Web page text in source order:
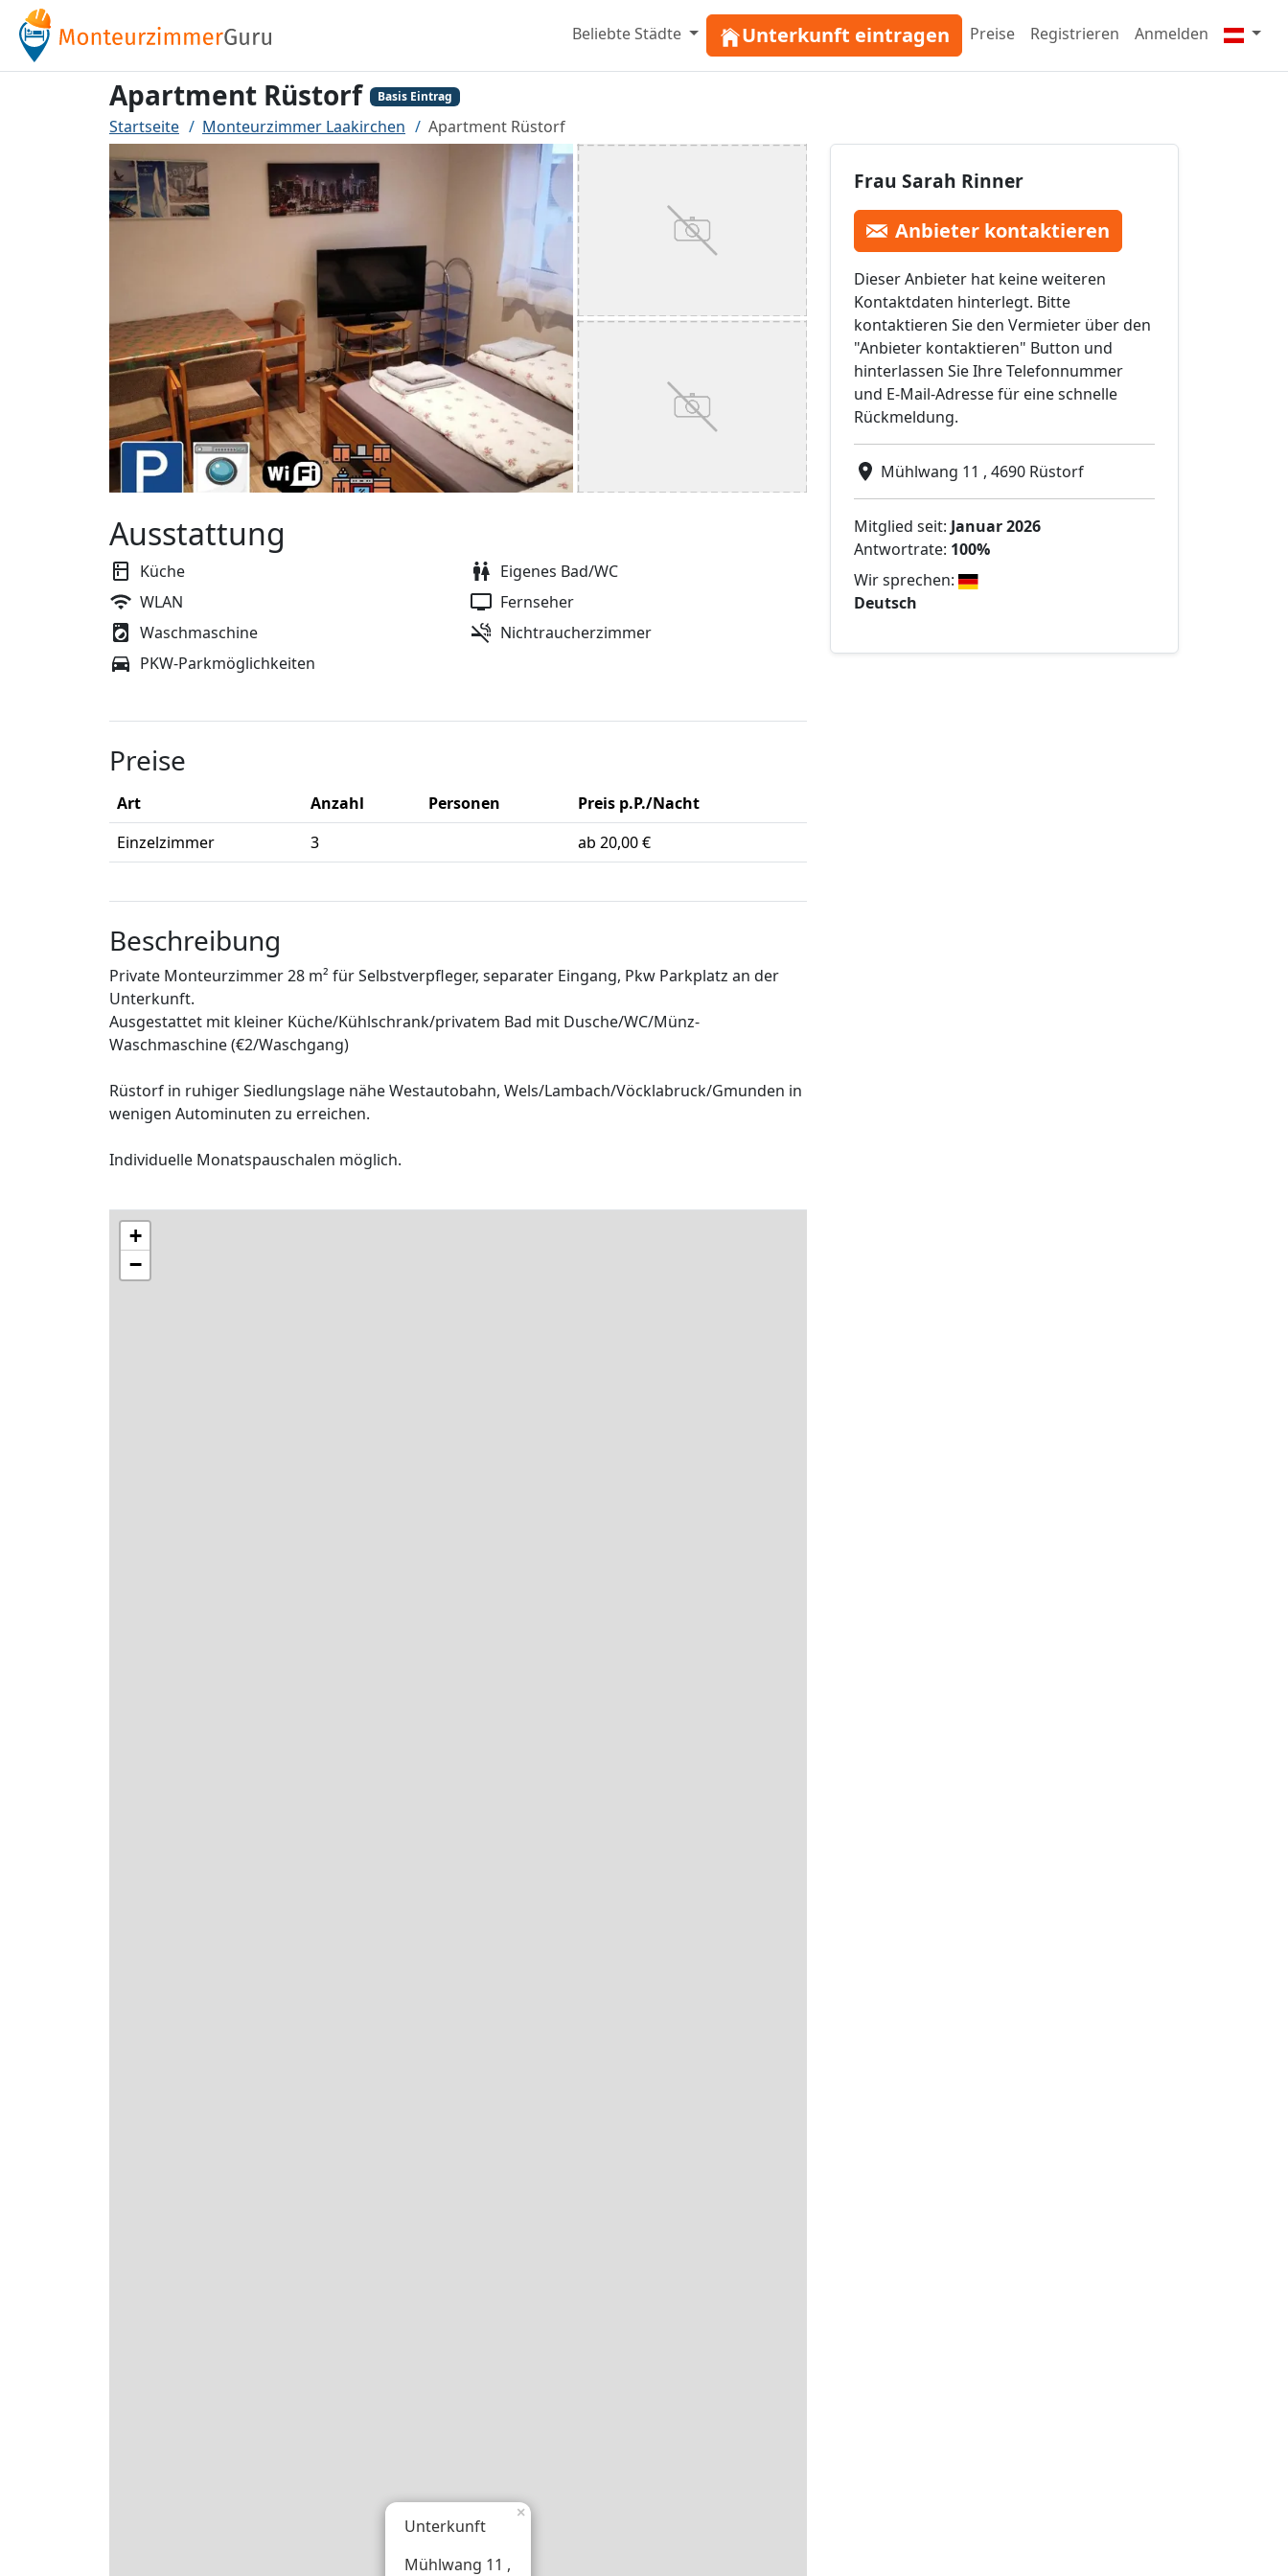
Beliebte Städte Unterkunft eintragen Preise Registrieren Anmelden
Apartment Rüstorf Basis Eintrag
Startseite Monteurzimmer Laakirchen Apartment Rüstorf
Frau Sarah Rinner
Anbieter kontaktieren
Dieser Anbieter hat keine weiteren
Kontaktdaten hinterlegt. Bitte
kontaktieren Sie den Vermieter über den
"Anbieter kontaktieren" Button und
hinterlassen Sie Ihre Telefonnummer
und E-Mail-Adresse für eine schnelle
Rückmeldung.
Mühlwang 11 , 4690 Rüstorf
Mitglied seit: Januar 2026
Antwortrate: 100%
Wir sprechen:
Deutsch
Ausstattung
Küche
Eigenes Bad/WC
WLAN
Fernseher
Waschmaschine
Nichtraucherzimmer
PKW-Parkmöglichkeiten
Preise
Art Anzahl Personen
Preis p.P./Nacht
Einzelzimmer
3 ab 20,00 €
Beschreibung
Private Monteurzimmer 28 m² für Selbstverpfleger, separater Eingang, Pkw Parkplatz an der
Unterkunft.
Ausgestattet mit kleiner Küche/Kühlschrank/privatem Bad mit Dusche/WC/Münz-
Waschmaschine (€2/Waschgang)
Rüstorf in ruhiger Siedlungslage nähe Westautobahn, Wels/Lambach/Vöcklabruck/Gmunden in
wenigen Autominuten zu erreichen.
Individuelle Monatspauschalen möglich.
Unterkunft
Mühlwang 11 ,
×
+
−